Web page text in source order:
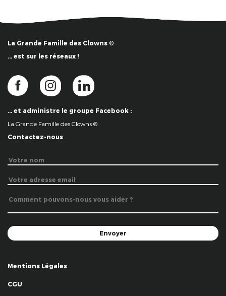
La Grande Famille des Clowns ©
… est sur les réseaux !
… et administre le groupe Facebook :
La Grande Famille des Clowns ©
Contactez-nous
Mentions Légales
CGU